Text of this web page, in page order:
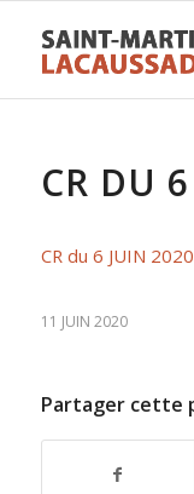
CR DU
CR du 6 JUIN 2020
11 JUIN 2020
Partager cette